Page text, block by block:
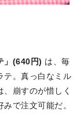
」(640円) は、毎
テ。真っ白なミル
崩すのが惜しく
で注文可能だ。